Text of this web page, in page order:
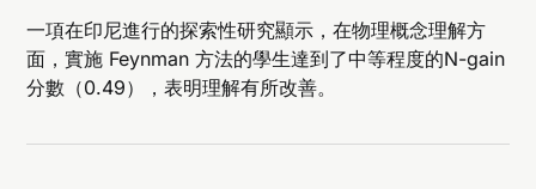
一項在印尼進行的探索性研究顯示，在物理概念理解方
面，實施 Feynman 方法的學生達到了中等程度的N-gain
分數（0.49），表明理解有所改善。